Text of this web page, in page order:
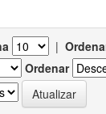
|
Ordenar